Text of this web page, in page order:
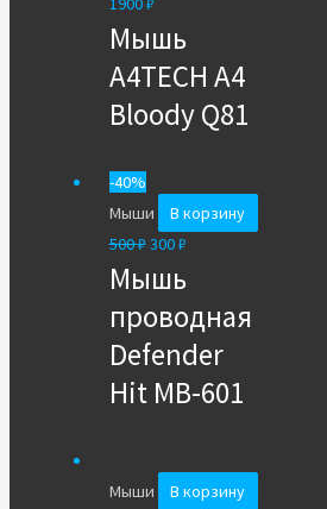
Мышь
A4TECH A4
Bloody Q81
-40%
Мыши
В корзину
500₽300₽
Мышь
проводная
Defender
Hit MB-601
Мыши
В корзину